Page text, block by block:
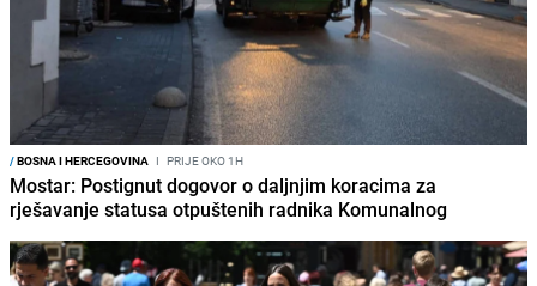
/BOSNA I HERCEGOVINA I PRIJE OKO 1H
Mostar: Postignut dogovor o daljnjim koracima za
rješavanje statusa otpuštenih radnika Komunalnog